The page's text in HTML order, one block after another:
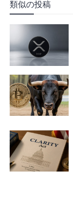
類似の投稿